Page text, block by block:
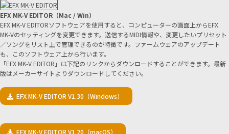
EFX MK-V EDITOR（Mac / Win）
EFX MK-V EDITORソフトウェアを使用すると、コンピューターの画面上からEFX
MK-Vのセッティングを変更できます。送信するMIDI情報や、変更したいプリセット
／ソングをリスト上で管理できるのが特徴です。ファームウェアのアップデート
も、このソフトウェア上から行います。
「EFX MK-V EDITOR」は下記のリンクからダウンロードすることができます。最新
版はメーカーサイトよりダウンロードしてください。
EFX MK-V EDITOR V1.30（Windows）
EFX MK-V EDITOR V1.20（macOS）